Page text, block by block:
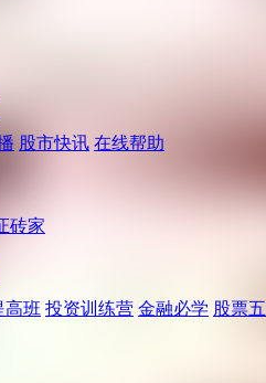
股市快讯 在线帮助
砖家
高班 投资训练营 金融必学 股票